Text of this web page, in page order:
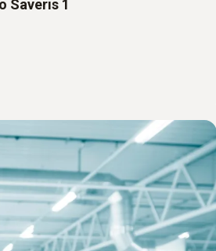
Saveris 1